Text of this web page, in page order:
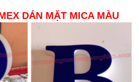
DÁN MẶT MICA MÀU